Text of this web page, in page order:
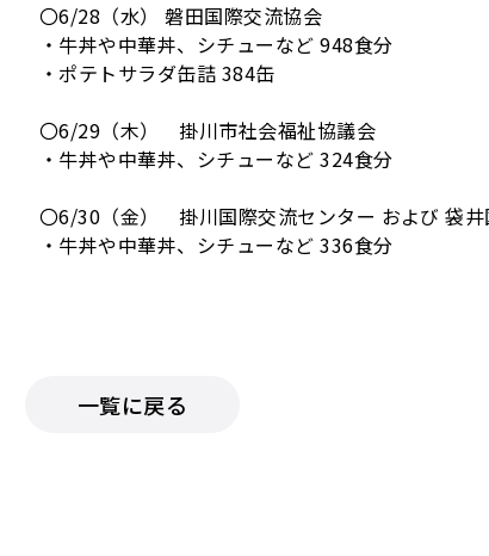
〇6/28（水） 磐田国際交流協会
・牛丼や中華丼、シチューなど 948食分
・ポテトサラダ缶詰 384缶
〇6/29（木） 掛川市社会福祉協議会
・牛丼や中華丼、シチューなど 324食分
〇6/30（金） 掛川国際交流センター および 袋井
・牛丼や中華丼、シチューなど 336食分
も社会貢献活動を推進してまいります。
一覧に戻る